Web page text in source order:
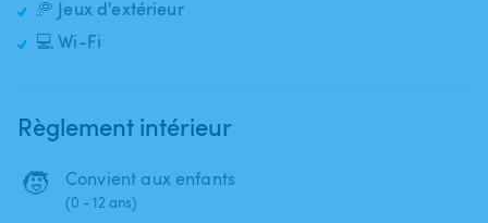
🥏 Jeux d'extérieur
💻 Wi-Fi
Règlement intérieur
🧒 Convient aux enfants
(0 - 12 ans)